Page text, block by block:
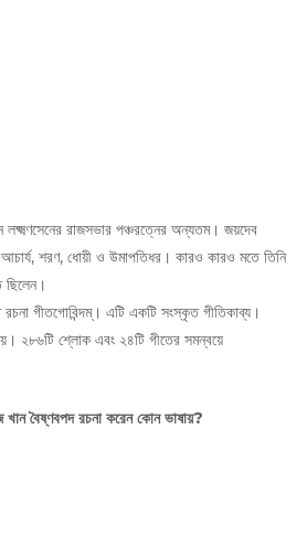
লক্ষ্মণসেনের রাজসভার পঞ্চরত্নের অন্যতম। জয়দেব
শরণ, ধোয়ী ও উমাপতিধর। কারও কারও মতে তিনি
গীতগোবিন্দম্। এটি একটি সংস্কৃত গীতিকাব্য।
২৮৬টি শ্লোক এবং ২৪টি গীতের সমন্বয়ে
খান বৈষ্ণবপদ রচনা করেন কোন ভাষায়?